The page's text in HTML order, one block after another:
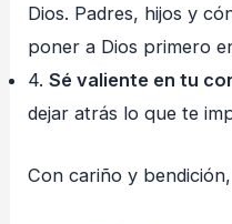
Dios. Padres, hijos y
poner a Dios primero
4.Sé valiente en tu
dejar atrás lo que te
Con cariño y bendición,